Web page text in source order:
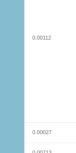
0.00112
0.00027